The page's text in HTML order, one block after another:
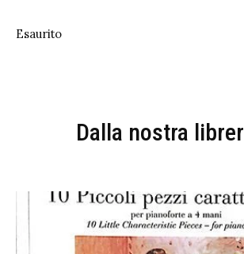
Esaurito
Dalla nostra